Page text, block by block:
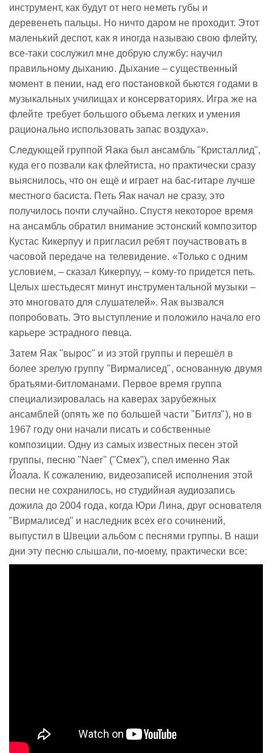
инструмент, как будут от него неметь губы и
деревенеть пальцы. Но ничто даром не проходит. Этот
маленький деспот, как я иногда называю свою флейту,
все-таки сослужил мне добрую службу: научил
правильному дыханию. Дыхание – существенный
момент в пении, над его постановкой бьются годами в
музыкальных училищах и консерваториях. Игра же на
флейте требует большого объема легких и умения
рационально использовать запас воздуха».
Следующей группой Яака был ансамбль "Кристаллид",
куда его позвали как флейтиста, но практически сразу
выяснилось, что он ещё и играет на бас-гитаре лучше
местного басиста. Петь Яак начал не сразу, это
получилось почти случайно. Спустя некоторое время
на ансамбль обратил внимание эстонский композитор
Кустас Кикерпуу и пригласил ребят поучаствовать в
часовой передаче на телевидение. «Только с одним
условием, – сказал Кикерпуу, – кому-то придется петь.
Целых шестьдесят минут инструментальной музыки –
это многовато для слушателей». Яак вызвался
попробовать. Это выступление и положило начало его
карьере эстрадного певца.
Затем Яак "вырос" и из этой группы и перешёл в
более зрелую группу "Вирмалисед", основанную двумя
братьями-битломанами. Первое время группа
специализировалась на каверах зарубежных
ансамблей (опять же по большей части "Битлз"), но в
1967 году они начали писать и собственные
композиции. Одну из самых известных песен этой
группы, песню "Naer" ("Смех"), спел именно Яак
Йоала. К сожалению, видеозаписей исполнения этой
песни не сохранилось, но студийная аудиозапись
дожила до 2004 года, когда Юри Лина, друг основателя
"Вирмалисед" и наследник всех его сочинений,
выпустил в Швеции альбом с песнями группы. В наши
дни эту песню слышали, по-моему, практически все: